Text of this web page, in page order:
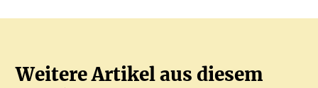
Weitere Artikel aus diesem